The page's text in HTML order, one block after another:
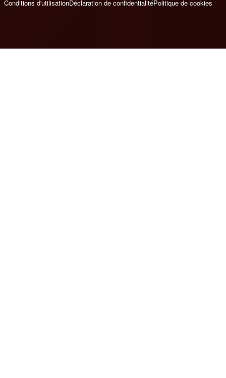
Conditions d'utilisationDéclaration de confidentialitéPolitique de cookies